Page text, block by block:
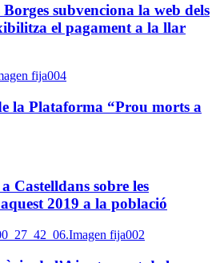
subvenciona la web dels
el pagament a la llar
la Plataforma “Prou morts a
Castelldans sobre les
2019 a la població